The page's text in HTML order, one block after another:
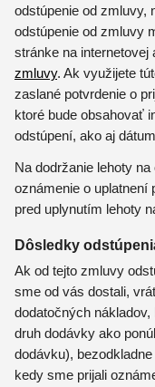
odstúpenie od zmluvy,
odstúpenie od zmluvy
stránke na internetovej
zmluvy. Ak využijete
zaslané potvrdenie o
ktoré bude obsahovať
odstúpení, ako aj
Na dodržanie lehoty
oznámenie o uplatnení
pred uplynutím lehoty
Dôsledky
Ak od tejto zmluvy
sme od vás dostali,
dodatočných
druh dodávky ako
dodávku),
kedy sme prijali